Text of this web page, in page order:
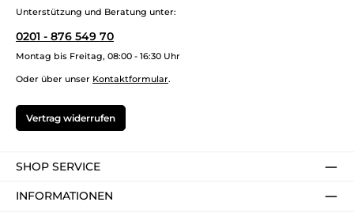
Unterstützung und Beratung unter:
0201 - 876 549 70
Montag bis Freitag, 08:00 - 16:30 Uhr
Oder über unser Kontaktformular.
Vertrag widerrufen
SHOP SERVICE
INFORMATIONEN